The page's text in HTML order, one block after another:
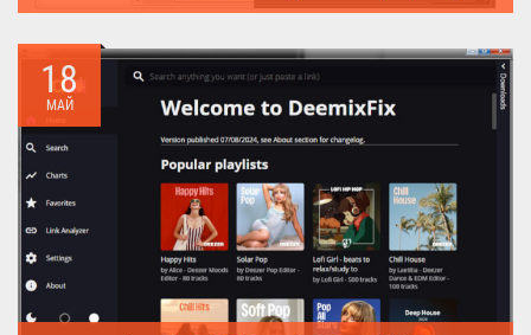
предназначена для...
18
МАЙ